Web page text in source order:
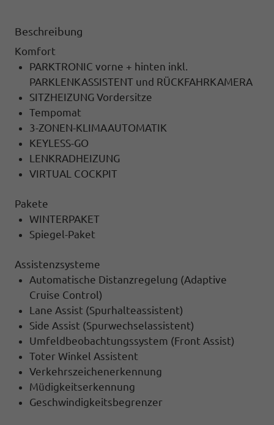
Beschreibung
Komfort
PARKTRONIC vorne + hinten inkl.
PARKLENKASSISTENT und RÜCKFAHRKAMERA
SITZHEIZUNG Vordersitze
Tempomat
3-ZONEN-KLIMAAUTOMATIK
KEYLESS-GO
LENKRADHEIZUNG
VIRTUAL COCKPIT
Pakete
WINTERPAKET
Spiegel-Paket
Assistenzsysteme
Automatische Distanzregelung (Adaptive
Cruise Control)
Lane Assist (Spurhalteassistent)
Side Assist (Spurwechselassistent)
Umfeldbeobachtungssystem (Front Assist)
Toter Winkel Assistent
Verkehrszeichenerkennung
Müdigkeitserkennung
Geschwindigkeitsbegrenzer